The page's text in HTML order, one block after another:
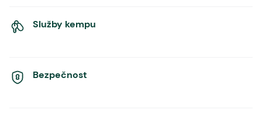
Služby kempu
Bezpečnost